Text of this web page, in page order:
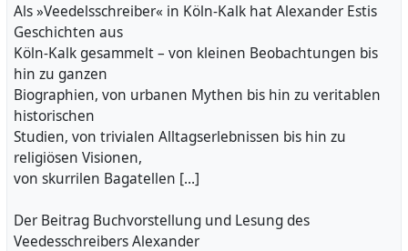
Als »Veedelsschreiber« in Köln-Kalk hat Alexander Estis
Geschichten aus
Köln-Kalk gesammelt – von kleinen Beobachtungen bis
hin zu ganzen
Biographien, von urbanen Mythen bis hin zu veritablen
historischen
Studien, von trivialen Alltagserlebnissen bis hin zu
religiösen Visionen,
von skurrilen Bagatellen […]
Der Beitrag Buchvorstellung und Lesung des
Veedesschreibers Alexander